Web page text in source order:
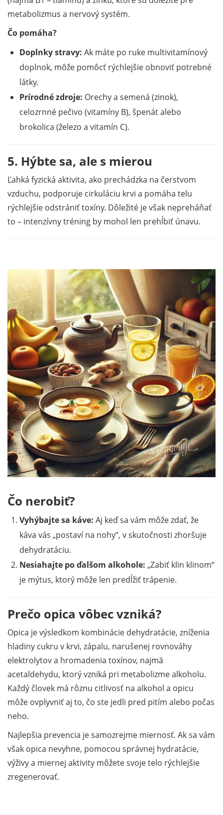
metabolizmus a nervový systém.
Čo pomáha?
Doplnky stravy: Ak máte po ruke multivitamínový
doplnok, môže pomôcť rýchlejšie obnoviť potrebné
látky.
Prírodné zdroje: Orechy a semená (zinok),
celozrnné pečivo (vitamíny B), špenát alebo
brokolica (železo a vitamín C).
5. Hýbte sa, ale s mierou
Ľahká fyzická aktivita, ako prechádzka na čerstvom
vzduchu, podporuje cirkuláciu krvi a pomáha telu
rýchlejšie odstrániť toxíny. Dôležité je však nepreháňať
to – intenzívny tréning by mohol len prehĺbiť únavu.
Čo nerobiť?
Vyhýbajte sa káve: Aj keď sa vám môže zdať, že
káva vás „postaví na nohy“, v skutočnosti zhoršuje
dehydratáciu.
Nesiahajte po ďalšom alkohole: „Zabiť klin klinom“
je mýtus, ktorý môže len predĺžiť trápenie.
Prečo opica vôbec vzniká?
Opica je výsledkom kombinácie dehydratácie, zníženia
hladiny cukru v krvi, zápalu, narušenej rovnováhy
elektrolytov a hromadenia toxínov, najmä
acetaldehydu, ktorý vzniká pri metabolizme alkoholu.
Každý človek má rôznu citlivosť na alkohol a opicu
môže ovplyvniť aj to, čo ste jedli pred pitím alebo počas
neho.
Najlepšia prevencia je samozrejme miernosť. Ak sa vám
však opica nevyhne, pomocou správnej hydratácie,
výživy a miernej aktivity môžete svoje telo rýchlejšie
zregenerovať.